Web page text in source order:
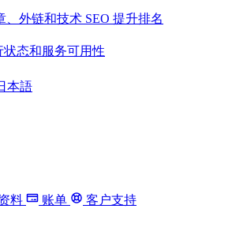
、外链和技术 SEO 提升排名
态和服务可用性
本語
料 账单 客户支持